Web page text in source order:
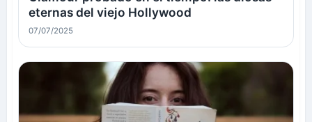
eternas del viejo Hollywood
07/07/2025